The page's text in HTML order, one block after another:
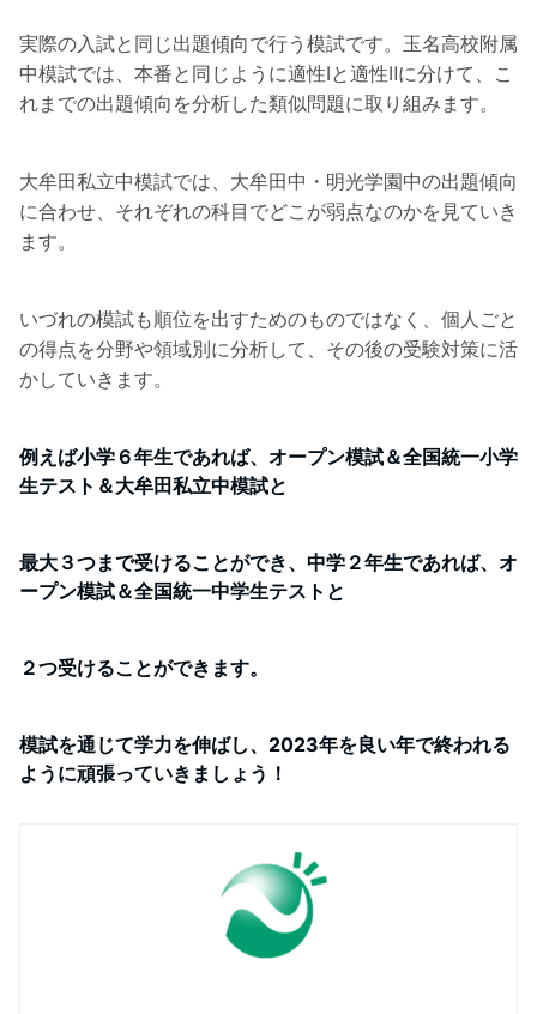
実際の入試と同じ出題傾向で行う模試です。玉名高校附属
中模試では、本番と同じように適性Ⅰと適性Ⅱに分けて、こ
れまでの出題傾向を分析した類似問題に取り組みます。
大牟田私立中模試では、大牟田中・明光学園中の出題傾向
に合わせ、それぞれの科目でどこが弱点なのかを見ていき
ます。
いづれの模試も順位を出すためのものではなく、個人ごと
の得点を分野や領域別に分析して、その後の受験対策に活
かしていきます。
例えば小学６年生であれば、オープン模試＆全国統一小学
生テスト＆大牟田私立中模試と
最大３つまで受けることができ、中学２年生であれば、オ
ープン模試＆全国統一中学生テストと
２つ受けることができます。
模試を通じて学力を伸ばし、2023年を良い年で終われる
ように頑張っていきましょう！